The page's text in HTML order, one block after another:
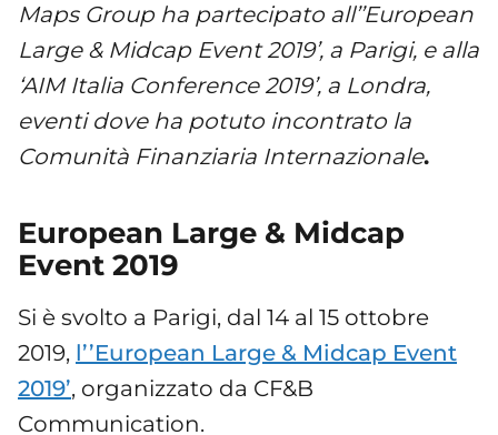
Maps Group ha partecipato all’’European
Large & Midcap Event 2019’, a Parigi, e alla
‘AIM Italia Conference 2019’, a Londra,
eventi dove ha potuto incontrato la
Comunità Finanziaria Internazionale.
European Large & Midcap
Event 2019
Si è svolto a Parigi, dal 14 al 15 ottobre
2019, l’’European Large & Midcap Event
2019’, organizzato da CF&B
Communication.